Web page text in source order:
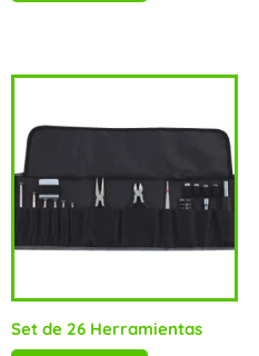
Set de 26 Herramientas